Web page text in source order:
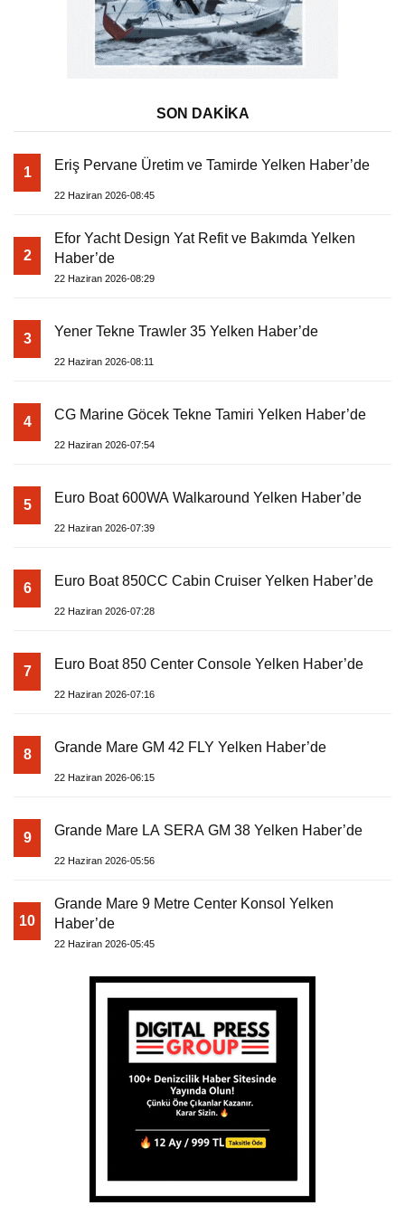
SON DAKİKA
1 Eriş Pervane Üretim ve Tamirde Yelken Haber’de
22 Haziran 2026-08:45
2
Efor Yacht Design Yat Refit ve Bakımda Yelken
Haber’de
22 Haziran 2026-08:29
3 Yener Tekne Trawler 35 Yelken Haber’de
22 Haziran 2026-08:11
4 CG Marine Göcek Tekne Tamiri Yelken Haber’de
22 Haziran 2026-07:54
5 Euro Boat 600WA Walkaround Yelken Haber’de
22 Haziran 2026-07:39
6 Euro Boat 850CC Cabin Cruiser Yelken Haber’de
22 Haziran 2026-07:28
7 Euro Boat 850 Center Console Yelken Haber’de
22 Haziran 2026-07:16
8 Grande Mare GM 42 FLY Yelken Haber’de
22 Haziran 2026-06:15
9 Grande Mare LA SERA GM 38 Yelken Haber’de
22 Haziran 2026-05:56
10
Grande Mare 9 Metre Center Konsol Yelken
Haber’de
22 Haziran 2026-05:45